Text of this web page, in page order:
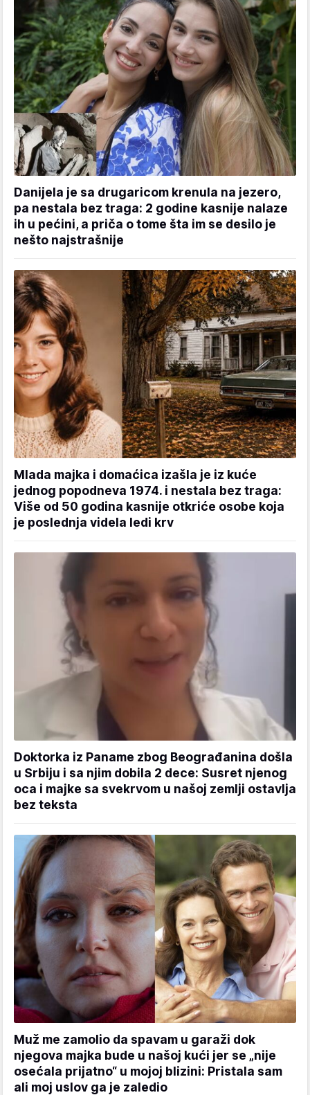
Danijela je sa drugaricom krenula na jezero,
pa nestala bez traga: 2 godine kasnije nalaze
ih u pećini, a priča o tome šta im se desilo je
nešto najstrašnije
Mlada majka i domaćica izašla je iz kuće
jednog popodneva 1974. i nestala bez traga:
Više od 50 godina kasnije otkriće osobe koja
je poslednja videla ledi krv
Doktorka iz Paname zbog Beograđanina došla
u Srbiju i sa njim dobila 2 dece: Susret njenog
oca i majke sa svekrvom u našoj zemlji ostavlja
bez teksta
Muž me zamolio da spavam u garaži dok
njegova majka bude u našoj kući jer se „nije
osećala prijatno“ u mojoj blizini: Pristala sam
ali moj uslov ga je zaledio